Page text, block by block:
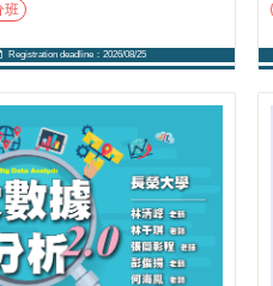
班
Registration deadline：2026/08/25